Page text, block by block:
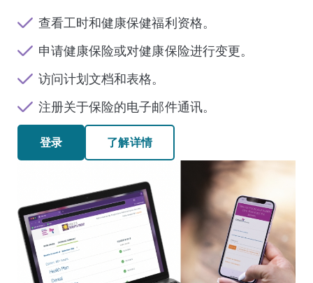
查看工时和健康保健福利资格。
申请健康保险或对健康保险进行变更。
访问计划文档和表格。
注册关于保险的电子邮件通讯。
登录 了解详情